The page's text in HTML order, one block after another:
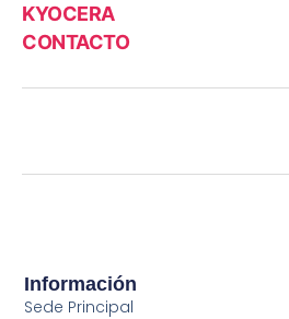
KYOCERA
CONTACTO
Información
Sede Principal